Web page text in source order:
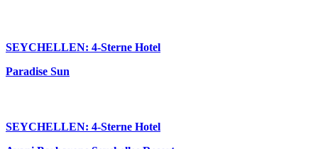
SEYCHELLEN: 4-Sterne Hotel
Paradise Sun
SEYCHELLEN: 4-Sterne Hotel